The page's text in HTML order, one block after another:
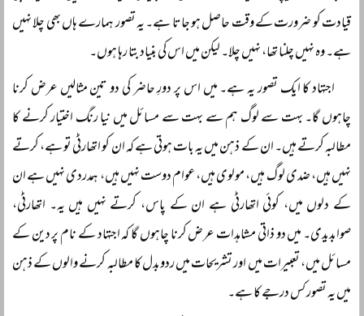
قیادت کو ضرورت کے وقت حاصل ہو جاتا ہے۔ یہ تصور ہمارے ہاں بھی چلا نہیں
ہے۔ وہ نہیں چلنا تھا، نہیں چلا۔ لیکن میں اس کی بنیاد بتا رہا ہوں۔
اجتہاد کا ایک تصور یہ ہے۔ میں اس پر دورِ حاضر کی دو تین مثالیں عرض کرنا
چاہوں گا۔ بہت سے لوگ ہم سے بہت سے مسائل میں نیا رنگ اختیار کرنے کا
مطالبہ کرتے ہیں۔ ان کے ذہن میں یہ بات ہوتی ہے کہ ان کو اتھارٹی تو ہے، کرتے
نہیں ہیں، ضدی لوگ ہیں، مولوی ہیں، عوام دوست نہیں ہیں، ہمدردی نہیں ہے ان
کے دلوں میں، کوئی اتھارٹی ہے ان کے پاس، کرتے نہیں ہیں یہ۔ اتھارٹی،
صوابدیدی۔ میں دو ذاتی مشاہدات عرض کرنا چاہوں گا کہ اجتہاد کے نام پر دین کے
مسائل میں، تعبیرات میں اور تشریحات میں ردوبدل کا مطالبہ کرنے والوں کے ذہن
میں یہ تصور کس درجے کا ہے۔